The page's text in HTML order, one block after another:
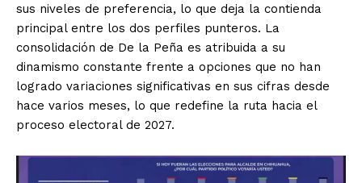
sus niveles de preferencia, lo que deja la contienda
principal entre los dos perfiles punteros. La
consolidación de De la Peña es atribuida a su
dinamismo constante frente a opciones que no han
logrado variaciones significativas en sus cifras desde
hace varios meses, lo que redefine la ruta hacia el
proceso electoral de 2027.